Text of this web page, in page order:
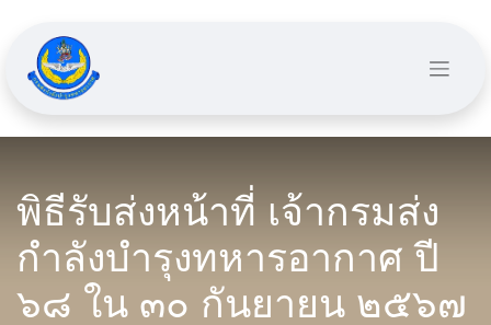
พิธีรับส่งหน้าที่ เจ้ากรมส่ง
กำลังบำรุงทหารอากาศ ปี
๖๘ ใน ๓๐ กันยายน ๒๕๖๗